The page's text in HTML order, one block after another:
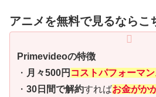
アニメを無料で見るならこ
Primevideoの特徴
・ 月々500円 コストパフォーマ
・ 30日間で解約すればお金がか